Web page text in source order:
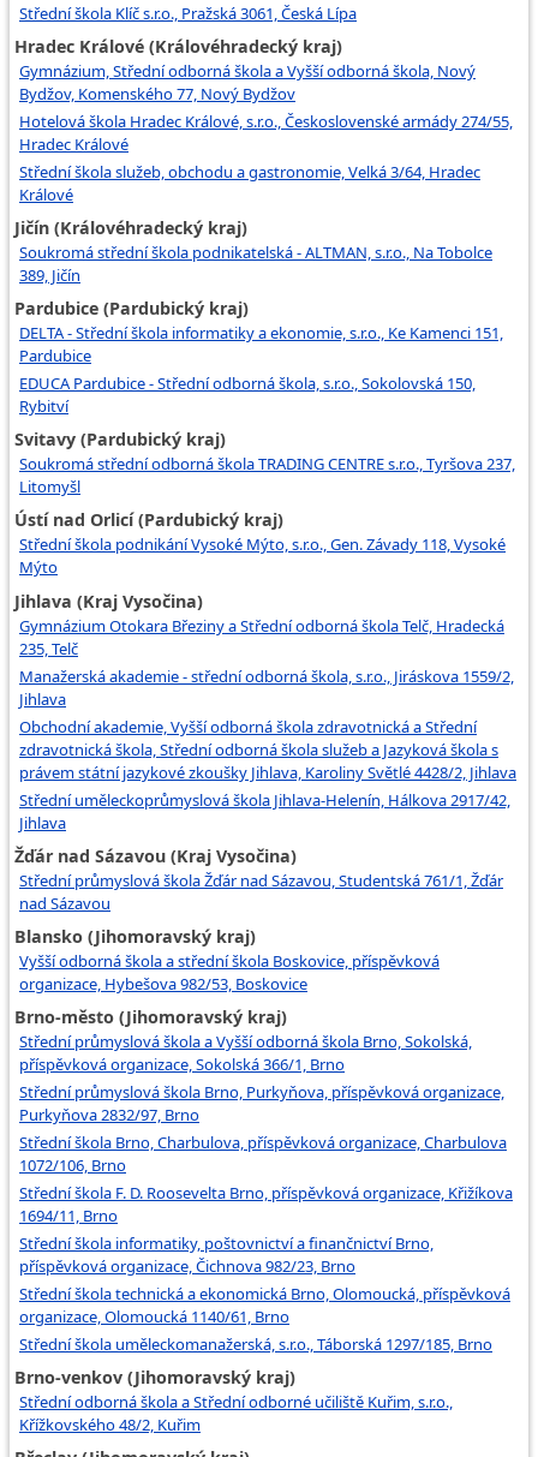
Střední škola Klíč s.r.o., Pražská 3061, Česká Lípa
Hradec Králové (Královéhradecký kraj)
Gymnázium, Střední odborná škola a Vyšší odborná škola, Nový
Bydžov, Komenského 77, Nový Bydžov
Hotelová škola Hradec Králové, s.r.o., Československé armády 274/55,
Hradec Králové
Střední škola služeb, obchodu a gastronomie, Velká 3/64, Hradec
Králové
Jičín (Královéhradecký kraj)
Soukromá střední škola podnikatelská - ALTMAN, s.r.o., Na Tobolce
389, Jičín
Pardubice (Pardubický kraj)
DELTA - Střední škola informatiky a ekonomie, s.r.o., Ke Kamenci 151,
Pardubice
EDUCA Pardubice - Střední odborná škola, s.r.o., Sokolovská 150,
Rybitví
Svitavy (Pardubický kraj)
Soukromá střední odborná škola TRADING CENTRE s.r.o., Tyršova 237,
Litomyšl
Ústí nad Orlicí (Pardubický kraj)
Střední škola podnikání Vysoké Mýto, s.r.o., Gen. Závady 118, Vysoké
Mýto
Jihlava (Kraj Vysočina)
Gymnázium Otokara Březiny a Střední odborná škola Telč, Hradecká
235, Telč
Manažerská akademie - střední odborná škola, s.r.o., Jiráskova 1559/2,
Jihlava
Obchodní akademie, Vyšší odborná škola zdravotnická a Střední
zdravotnická škola, Střední odborná škola služeb a Jazyková škola s
právem státní jazykové zkoušky Jihlava, Karoliny Světlé 4428/2, Jihlava
Střední uměleckoprůmyslová škola Jihlava-Helenín, Hálkova 2917/42,
Jihlava
Žďár nad Sázavou (Kraj Vysočina)
Střední průmyslová škola Žďár nad Sázavou, Studentská 761/1, Žďár
nad Sázavou
Blansko (Jihomoravský kraj)
Vyšší odborná škola a střední škola Boskovice, příspěvková
organizace, Hybešova 982/53, Boskovice
Brno-město (Jihomoravský kraj)
Střední průmyslová škola a Vyšší odborná škola Brno, Sokolská,
příspěvková organizace, Sokolská 366/1, Brno
Střední průmyslová škola Brno, Purkyňova, příspěvková organizace,
Purkyňova 2832/97, Brno
Střední škola Brno, Charbulova, příspěvková organizace, Charbulova
1072/106, Brno
Střední škola F. D. Roosevelta Brno, příspěvková organizace, Křižíkova
1694/11, Brno
Střední škola informatiky, poštovnictví a finančnictví Brno,
příspěvková organizace, Čichnova 982/23, Brno
Střední škola technická a ekonomická Brno, Olomoucká, příspěvková
organizace, Olomoucká 1140/61, Brno
Střední škola uměleckomanažerská, s.r.o., Táborská 1297/185, Brno
Brno-venkov (Jihomoravský kraj)
Střední odborná škola a Střední odborné učiliště Kuřim, s.r.o.,
Křížkovského 48/2, Kuřim